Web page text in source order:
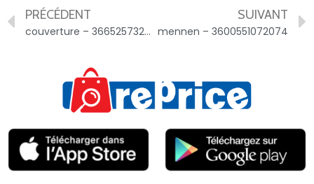
PRÉCÉDENT
couverture – 3665257326357
SUIVANT
mennen – 3600551072074